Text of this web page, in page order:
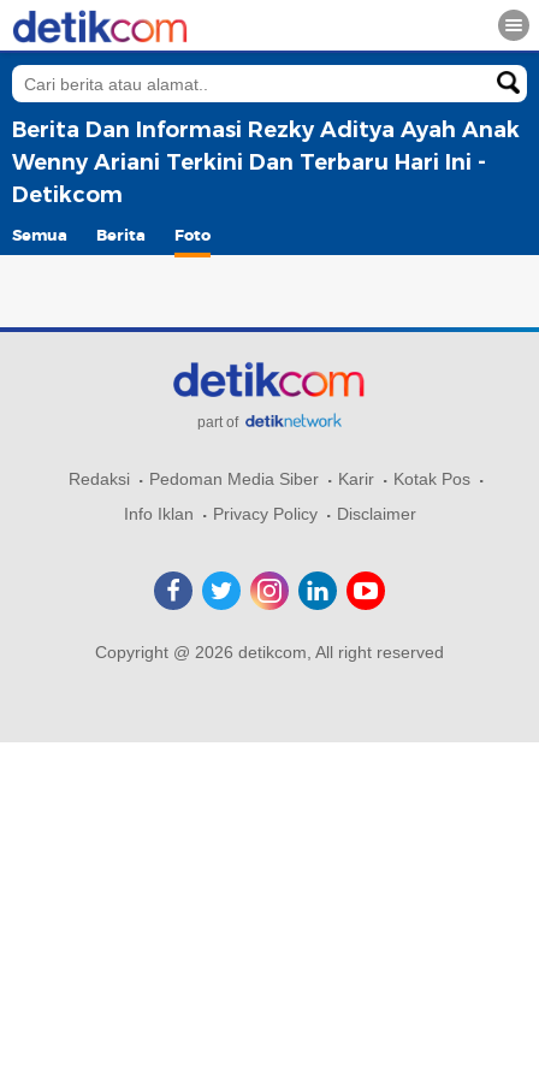
Berita Dan Informasi Rezky Aditya Ayah Anak
Wenny Ariani Terkini Dan Terbaru Hari Ini -
Detikcom
Semua Berita Foto
part of
Redaksi Pedoman Media Siber Karir
Kotak Pos
Info Iklan
Privacy Policy Disclaimer
Copyright @ 2026 detikcom, All right reserved